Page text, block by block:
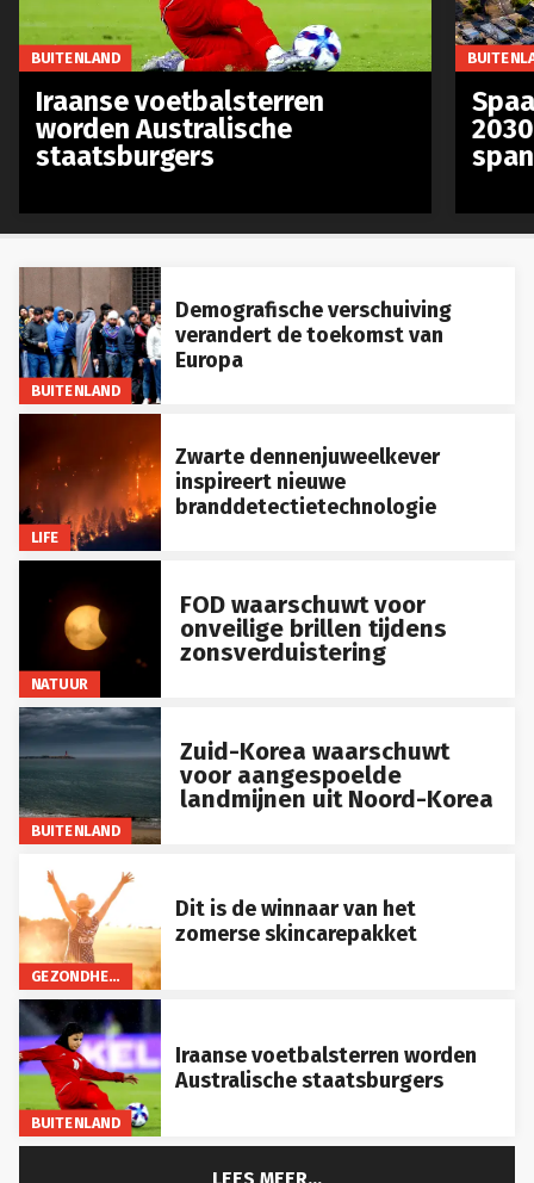
BUITENLAND
Demografische verschuiving
verandert de toekomst van
Europa
LIFE
Zwarte dennenjuweelkever
inspireert nieuwe
branddetectietechnologie
NATUUR
FOD waarschuwt voor
onveilige brillen tijdens
zonsverduistering
BUITENLAND
Zuid-Korea waarschuwt
voor aangespoelde
landmijnen uit Noord-Korea
GEZONDHEID
Dit is de winnaar van het
zomerse skincarepakket
BUITENLAND
Iraanse voetbalsterren worden
Australische staatsburgers
BUITENLAND
Iraanse voetbalsterren
worden Australische
staatsburgers
LEES MEER...